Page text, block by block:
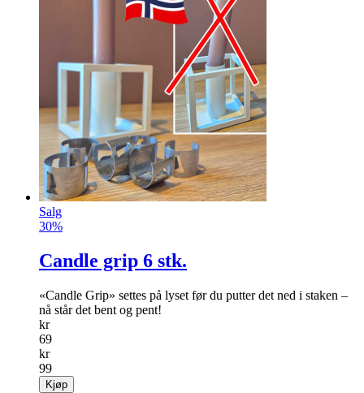
Salg
30%
Candle grip 6 stk.
«Candle Grip» settes på lyset før du putter det ned i staken –
nå står det bent og pent!
kr
69
kr
99
Kjøp